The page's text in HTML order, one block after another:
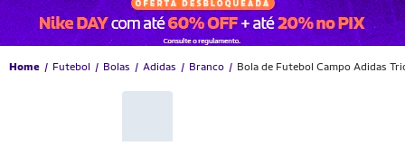
Home Futebol Bolas Adidas Branco Bola de Futebol Campo Adidas
-33% OFF